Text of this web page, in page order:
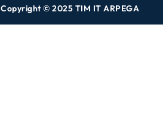
Copyright © 2025 TIM IT ARPEGA